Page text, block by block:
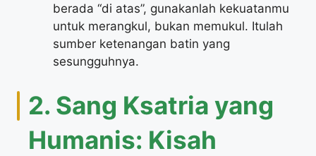
berada “di atas”, gunakanlah kekuatanmu
untuk merangkul, bukan memukul. Itulah
sumber ketenangan batin yang
sesungguhnya.
​2. Sang Ksatria yang
Humanis: Kisah